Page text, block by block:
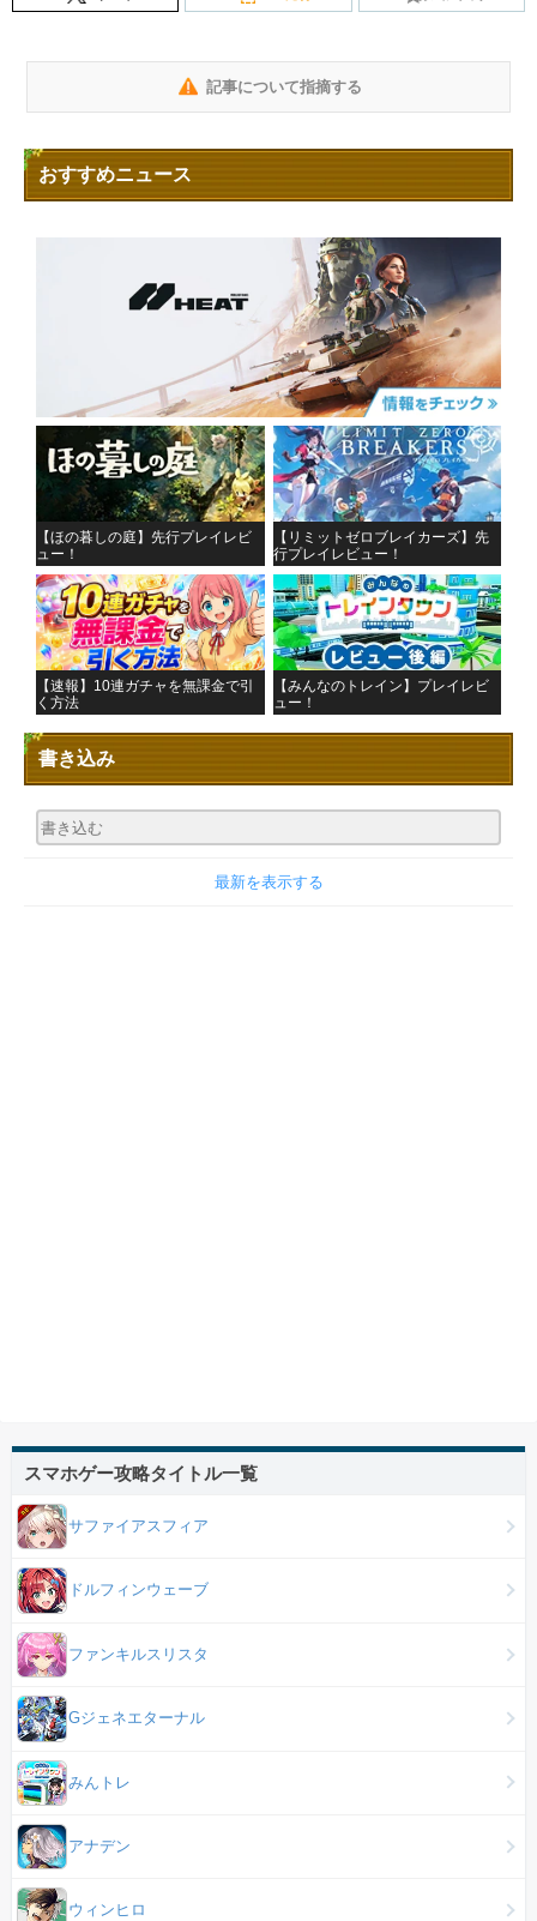
記事について指摘する
おすすめニュース
【ほの暮しの庭】先行プレイレビ
ュー！
【リミットゼロブレイカーズ】先
行プレイレビュー！
【速報】10連ガチャを無課金で引
く方法
【みんなのトレイン】プレイレビ
ュー！
書き込み
最新を表示する
スマホゲー攻略タイトル一覧
サファイアスフィア
ドルフィンウェーブ
ファンキルスリスタ
Gジェネエターナル
みんトレ
アナデン
ウィンヒロ